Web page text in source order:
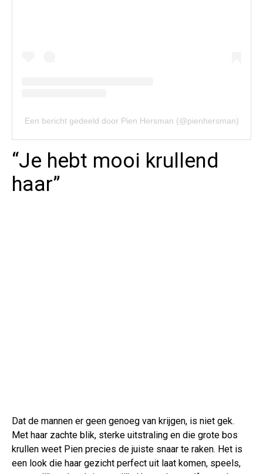
Een bericht gedeeld door Pien Hersman (@pienhersman)
“Je hebt mooi krullend
haar”
Dat de mannen er geen genoeg van krijgen, is niet gek.
Met haar zachte blik, sterke uitstraling en die grote bos
krullen weet Pien precies de juiste snaar te raken. Het is
een look die haar gezicht perfect uit laat komen, speels,